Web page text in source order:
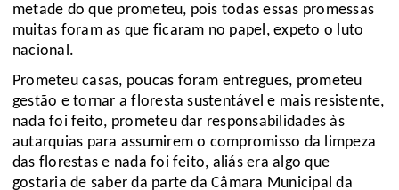
metade do que prometeu, pois todas essas promessas
muitas foram as que ficaram no papel, expeto o luto
nacional.
Prometeu casas, poucas foram entregues, prometeu
gestão e tornar a floresta sustentável e mais resistente,
nada foi feito, prometeu dar responsabilidades às
autarquias para assumirem o compromisso da limpeza
das florestas e nada foi feito, aliás era algo que
gostaria de saber da parte da Câmara Municipal da